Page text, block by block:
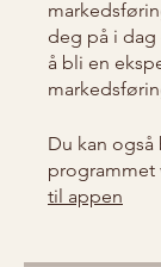
deg på i dag
å bli en
Du kan
programmet
til appen